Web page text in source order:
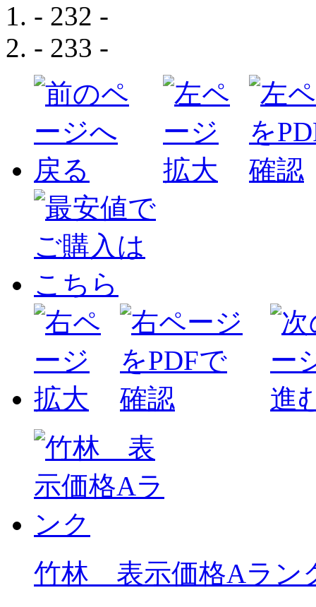
- 232 -
- 233 -
竹林 表示価格Aラン